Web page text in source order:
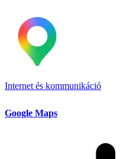
Internet és kommunikáció
Google Maps